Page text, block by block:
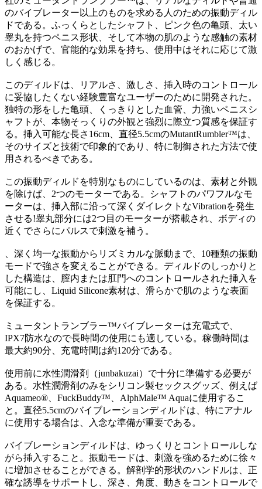
のバイブレーター以上のものを求める人のための振動ディル
ドである。ふっくらとしたシャフト、ピンク色の亀頭、太い
睾丸を持つペニス形状、そして本物の肌のような感触の素材
のおかげで、官能的な効果を持ち、使用中はそれに応じて激
しく感じる。
このディルドは、リアルさ、激しさ、挿入時のコントロール
に妥協したくない経験豊富なユーザーのために開発された。
独特の形をした亀頭、くっきりとした血管、力強いペニスシ
ャフトが、本物そっくりの外観と強烈に際立つ質感を保証す
る。挿入可能な長さ16cm、直径5.5cmのMutantRumbler™は、
そのサイズと技術で印象的であり、特に制御された方法で使
用されるべきである。
この振動ディルドを特別なものにしているのは、素材と外観
を除けば、2つのモーターである。シャフトのパワフルなモ
ーターは、挿入部に沿って深くダイレクトなVibrationを発生
させる!睾丸部分には2つ目のモーターが搭載され、ボディの
近くでさらにパルスで刺激を補う。
、深く均一な振動からリズミカルな脈動まで、10種類の振動
モードで強さを変えることができる。ディルドのしっかりと
した構造は、膣内または肛門へのコントロールされた挿入を
可能にし、Liquid Silicone素材は、滑らかで肌のような表面
を保証する。
ミュータントランブラー™バイブレーターは充電式で、
IPX7防水なので長時間の使用にも適している。稼働時間は
最大約90分、充電時間は約120分である。
使用前に水性潤滑剤（junbakuzai）で十分に準備する必要が
ある。水性潤滑剤のみをシリコン製セックスグッズ、例えば
Aquameo®、FuckBuddy™、AlphMale™ Aquaに使用するこ
と。直径5.5cmのバイブレーションディルドは、特にアナル
に使用する場合は、入念な準備が重要である。
バイブレーションディルドは、ゆっくりとコントロールしな
がら挿入すること。振動モードは、刺激を強めるために徐々
に増加させることができる。解剖学的形状のハンドルは、正
確な誘導をサポートし、深さ、角度、動きをコントロールで